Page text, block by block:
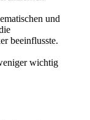
und
beeinflusste.
wichtig